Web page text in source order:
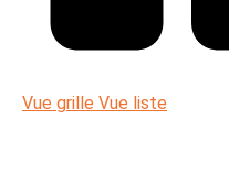
Vue grille Vue liste